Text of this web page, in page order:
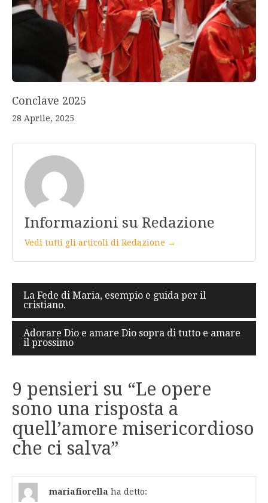
Conclave 2025
28 Aprile, 2025
Informazioni su Redazione
Vedi tutti gli articoli di Redazione →
Navigazione
articoli
La Fede di Maria, esempio e guida per il
cristiano.
Adorare Dio e amare Dio sopra di tutto e amare
il prossimo
9 pensieri su “Le opere
sono una risposta a
quell’amore misericordioso
che ci salva”
mariafiorella ha detto: